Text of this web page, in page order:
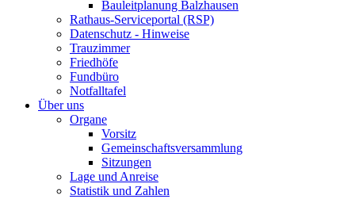
Bauleitplanung Balzhausen
Rathaus-Serviceportal (RSP)
Datenschutz - Hinweise
Trauzimmer
Friedhöfe
Fundbüro
Notfalltafel
Über uns
Organe
Vorsitz
Gemeinschaftsversammlung
Sitzungen
Lage und Anreise
Statistik und Zahlen